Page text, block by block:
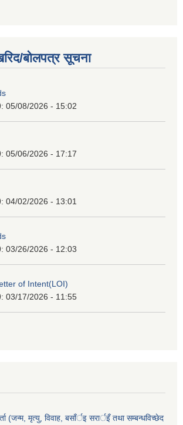
बोलपत्र सूचना
05/08/2026 - 15:02
05/06/2026 - 17:17
04/02/2026 - 13:01
03/26/2026 - 12:03
of Intent(LOI)
03/17/2026 - 11:55
(जन्म, मृत्यु, विवाह, बसाँर्इ सरार्इँ तथा सम्बन्धविच्छेद